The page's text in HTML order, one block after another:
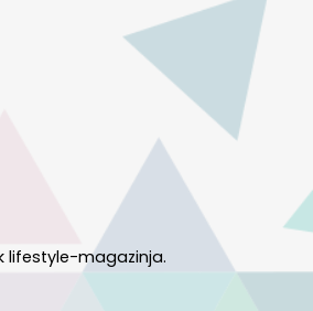
lifestyle-magazinja.